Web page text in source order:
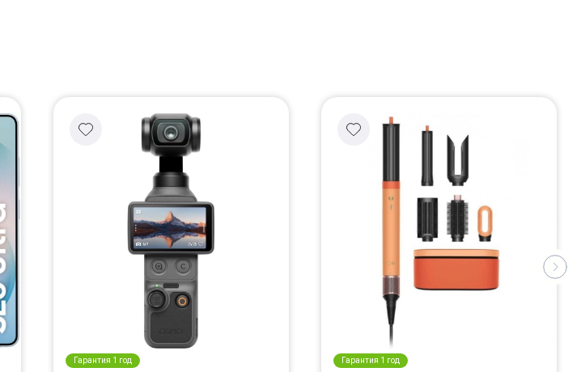
Гарантия 1 год Гарантия 1 год